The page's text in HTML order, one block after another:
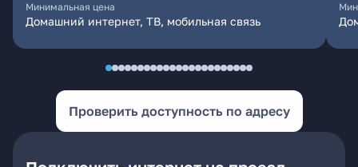
Минимальная цена
Домашний интернет, ТВ, мобильная связь
Проверить доступность по адресу